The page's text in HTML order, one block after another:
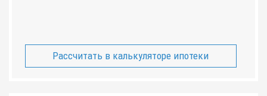
Рассчитать в калькуляторе ипотеки